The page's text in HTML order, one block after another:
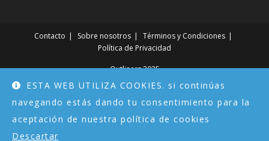
ESTA WEB UTILIZA COOKIES. si continúas
navegando estás dando tu consentimiento para la
aceptación de nuestra política de cookies
Descartar
Contacto Sobre nosotros
Términos y Condiciones
Política de Privacidad
Outliners 2025